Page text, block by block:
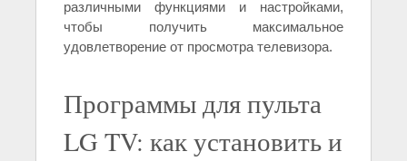
различными функциями и настройками,
чтобы получить максимальное
удовлетворение от просмотра телевизора.
Программы для пульта
LG TV: как установить и